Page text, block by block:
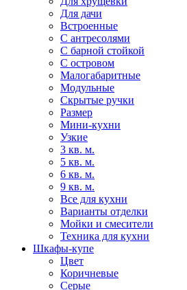
Для дачи
Встроенные
С антресолями
С барной стойкой
С островом
Малогабаритные
Модульные
Скрытые ручки
Размер
Мини-кухни
Узкие
3 кв. м.
5 кв. м.
6 кв. м.
9 кв. м.
Все для кухни
Варианты отделки
Мойки и смесители
Техника для кухни
Шкафы-купе
Цвет
Коричневые
Серые